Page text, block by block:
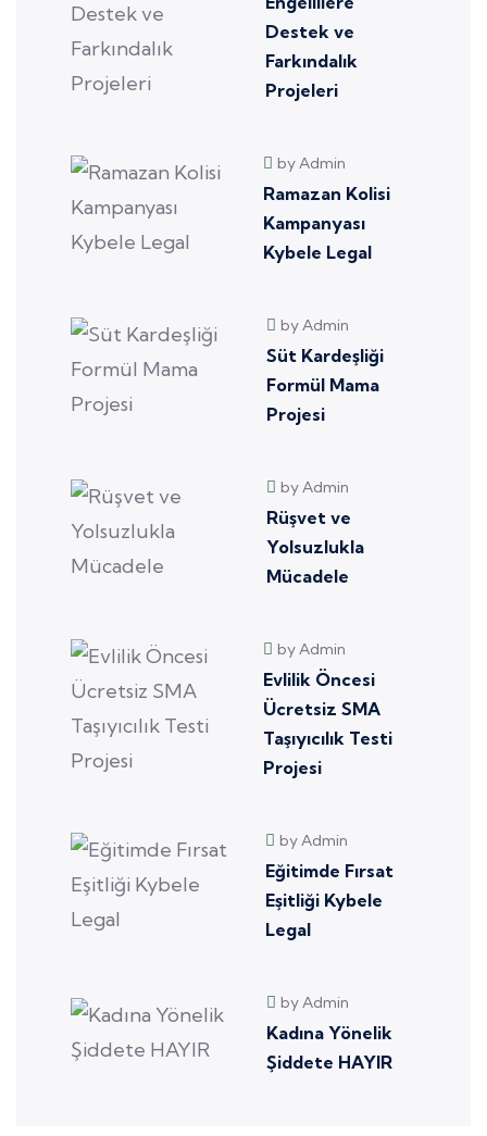
Destek ve
Farkındalık
Projeleri
by Admin
Ramazan Kolisi
Kampanyası
Kybele Legal
by Admin
Süt Kardeşliği
Formül Mama
Projesi
by Admin
Rüşvet ve
Yolsuzlukla
Mücadele
by Admin
Evlilik Öncesi
Ücretsiz SMA
Taşıyıcılık Testi
Projesi
by Admin
Eğitimde Fırsat
Eşitliği Kybele
Legal
by Admin
Kadına Yönelik
Şiddete HAYIR